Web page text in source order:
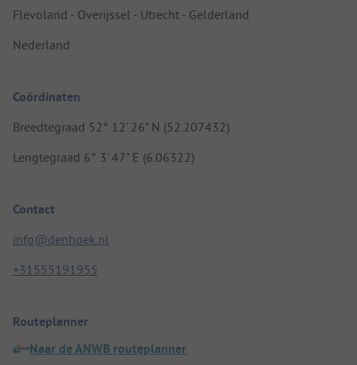
Flevoland - Overijssel - Utrecht - Gelderland
Nederland
Coördinaten
Breedtegraad 52° 12' 26" N (52.207432)
Lengtegraad 6° 3' 47" E (6.06322)
Contact
info@denhoek.nl
+31555191955
Routeplanner
Naar de ANWB routeplanner